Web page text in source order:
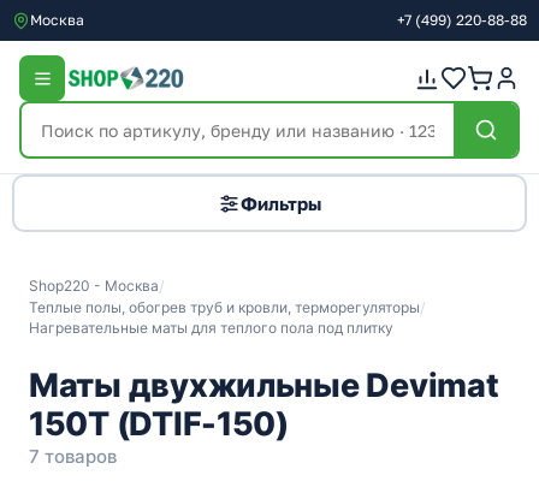
Москва +7 (499) 220-88-88
Фильтры
Shop220 - Москва/
Теплые полы, обогрев труб и кровли, терморегуляторы/
Нагревательные маты для теплого пола под плитку
Маты двухжильные Devimat
150Т (DTIF-150)
7 товаров